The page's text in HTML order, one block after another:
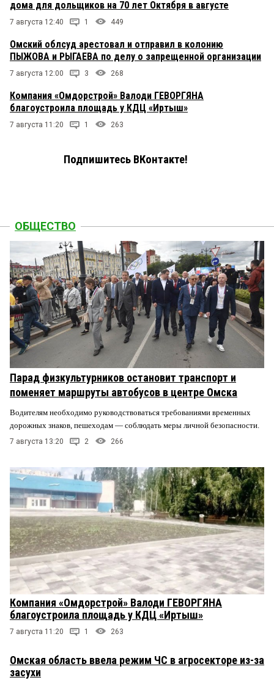
дома для дольщиков на 70 лет Октября в августе
7 августа 12:40 1 449
Омский облсуд арестовал и отправил в колонию
ПЫЖОВА и РЫГАЕВА по делу о запрещенной организации
7 августа 12:00 3 268
Компания «Омдорстрой» Валоди ГЕВОРГЯНА
благоустроила площадь у КДЦ «Иртыш»
7 августа 11:20 1 263
Подпишитесь ВКонтакте!
ОБЩЕСТВО
Парад физкультурников остановит транспорт и
поменяет маршруты автобусов в центре Омска
Водителям необходимо руководствоваться требованиями временных
дорожных знаков, пешеходам — соблюдать меры личной безопасности.
7 августа 13:20 2 266
Компания «Омдорстрой» Валоди ГЕВОРГЯНА
благоустроила площадь у КДЦ «Иртыш»
7 августа 11:20 1 263
Омская область ввела режим ЧС в агросекторе из-за
засухи